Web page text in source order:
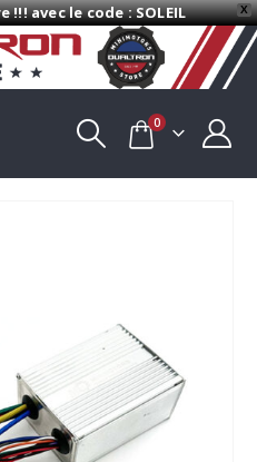
X
avec le code : SOLEIL
0